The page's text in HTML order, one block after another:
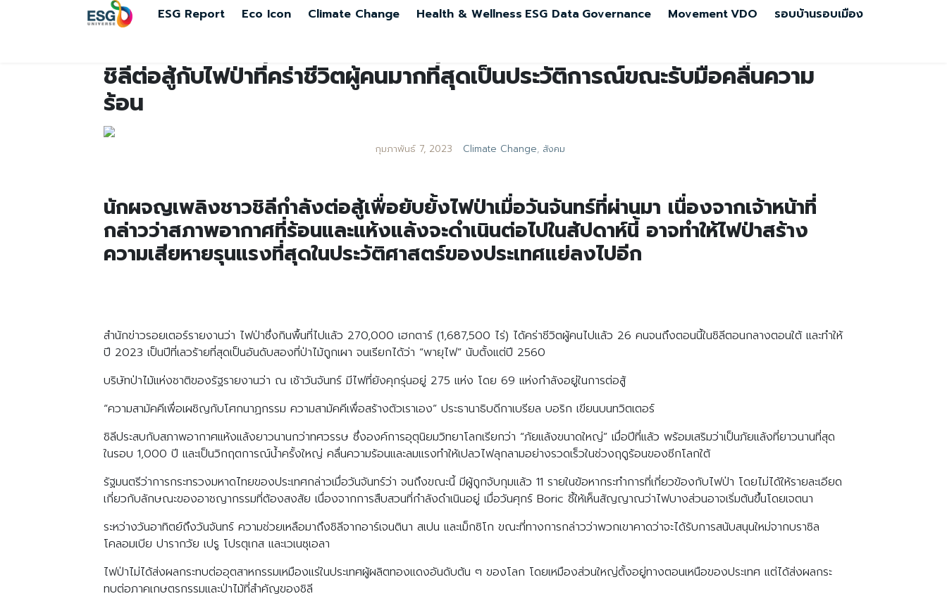
ESG Report Eco Icon Climate Change Health & Wellness ESG Data Governance MovementVDO รอบบ้านรอบเมือง
ชิลีต่อสู้กับไฟป่าที่คร่าชีวิตผู้คนมากที่สุดเป็นประวัติการณ์ขณะรับมือคลื่นความ
ร้อน
กุมภาพันธ์ 7, 2023 Climate Change, สังคม
นักผจญเพลิงชาวชิลีกำลังต่อสู้เพื่อยับยั้งไฟป่าเมื่อวันจันทร์ที่ผ่านมา เนื่องจากเจ้าหน้าที่
กล่าวว่าสภาพอากาศที่ร้อนและแห้งแล้งจะดำเนินต่อไปในสัปดาห์นี้ อาจทำให้ไฟป่าสร้าง
ความเสียหายรุนแรงที่สุดในประวัติศาสตร์ของประเทศแย่ลงไปอีก
สำนักข่าวรอยเตอร์รายงานว่า ไฟป่าซึ่งกินพื้นที่ไปแล้ว 270,000 เฮกตาร์ (1,687,500 ไร่) ได้คร่าชีวิตผู้คนไปแล้ว 26 คนจนถึงตอนนี้ในชิลีตอนกลางตอนใต้ และทำให้
ปี 2023 เป็นปีที่เลวร้ายที่สุดเป็นอันดับสองที่ป่าไม้ถูกเผา จนเรียกได้ว่า “พายุไฟ” นับตั้งแต่ปี 2560
บริษัทป่าไม้แห่งชาติของรัฐรายงานว่า ณ เช้าวันจันทร์ มีไฟที่ยังคุกรุ่นอยู่ 275 แห่ง โดย 69 แห่งกำลังอยู่ในการต่อสู้
“ความสามัคคีเพื่อเผชิญกับโศกนาฏกรรม ความสามัคคีเพื่อสร้างตัวเราเอง” ประธานาธิบดีกาเบรียล บอริก เขียนบนทวิตเตอร์
ชิลีประสบกับสภาพอากาศแห้งแล้งยาวนานกว่าทศวรรษ ซึ่งองค์การอุตุนิยมวิทยาโลกเรียกว่า “ภัยแล้งขนาดใหญ่” เมื่อปีที่แล้ว พร้อมเสริมว่าเป็นภัยแล้งที่ยาวนานที่สุด
ในรอบ 1,000 ปี และเป็นวิกฤตการณ์น้ำครั้งใหญ่ คลื่นความร้อนและลมแรงทำให้เปลวไฟลุกลามอย่างรวดเร็วในช่วงฤดูร้อนของซีกโลกใต้
รัฐมนตรีว่าการกระทรวงมหาดไทยของประเทศกล่าวเมื่อวันจันทร์ว่า จนถึงขณะนี้ มีผู้ถูกจับกุมแล้ว 11 รายในข้อหากระทำการที่เกี่ยวข้องกับไฟป่า โดยไม่ได้ให้รายละเอียด
เกี่ยวกับลักษณะของอาชญากรรมที่ต้องสงสัย เนื่องจากการสืบสวนที่กำลังดำเนินอยู่ เมื่อวันศุกร์ Boric ชี้ให้เห็นสัญญาณว่าไฟบางส่วนอาจเริ่มต้นขึ้นโดยเจตนา
ระหว่างวันอาทิตย์ถึงวันจันทร์ ความช่วยเหลือมาถึงชิลีจากอาร์เจนตินา สเปน และเม็กซิโก ขณะที่ทางการกล่าวว่าพวกเขาคาดว่าจะได้รับการสนับสนุนใหม่จากบราซิล
โคลอมเบีย ปารากวัย เปรู โปรตุเกส และเวเนซุเอลา
ไฟป่าไม่ได้ส่งผลกระทบต่ออุตสาหกรรมเหมืองแร่ในประเทศผู้ผลิตทองแดงอันดับต้น ๆ ของโลก โดยเหมืองส่วนใหญ่ตั้งอยู่ทางตอนเหนือของประเทศ แต่ได้ส่งผลกระ
ทบต่อภาคเกษตรกรรมและป่าไม้ที่สำคัญของชิลี